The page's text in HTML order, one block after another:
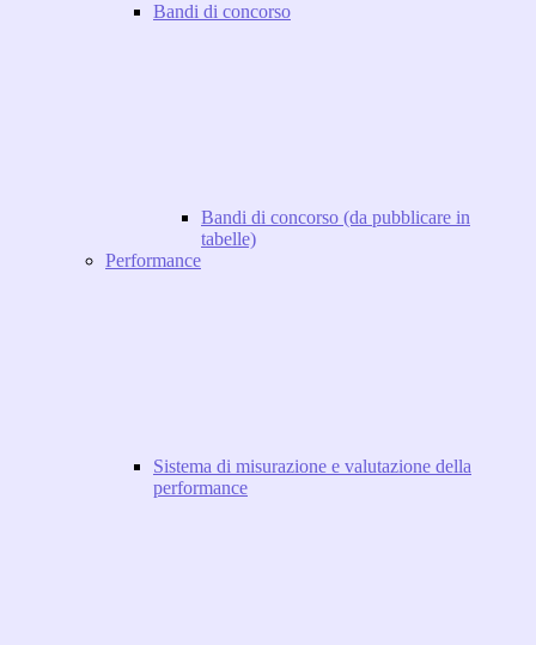
Bandi di concorso
Bandi di concorso (da pubblicare in
tabelle)
Performance
Sistema di misurazione e valutazione della
performance